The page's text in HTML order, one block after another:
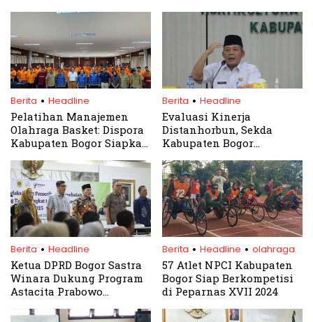
Berita . Headline
Pelatihan Manajemen
Olahraga Basket: Dispora
Kabupaten Bogor Siapkan
Berita . Headline
Evaluasi Kinerja
Distanhorbun, Sekda
Kabupaten Bogor
Capaian Kinerja Utama
Berita . Headline
Ketua DPRD Bogor Sastra
Winara Dukung Program
Astacita Prabowo
APBD untuk Pelayanan
Berita . Headline . olahraga
57 Atlet NPCI Kabupaten
Bogor Siap Berkompetisi
di Peparnas XVII 2024